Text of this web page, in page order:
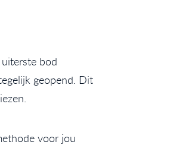
bod
geopend. Dit
voor jou